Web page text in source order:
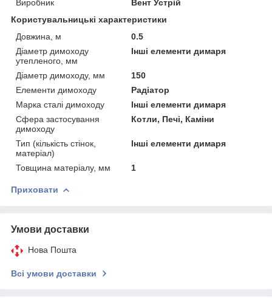
Виробник
Вент Устрій
Користувальницькі характеристики
Довжина, м
0.5
Діаметр димоходу
утепленого, мм
Інші елементи димаря
Діаметр димоходу, мм
150
Елементи димоходу
Радіатор
Марка сталі димоходу
Інші елементи димаря
Сфера застосування
димоходу
Котли, Печі, Каміни
Тип (кількість стінок,
матеріал)
Інші елементи димаря
Товщина матеріалу, мм 1
Приховати
Умови доставки
Нова Пошта
Всі умови доставки